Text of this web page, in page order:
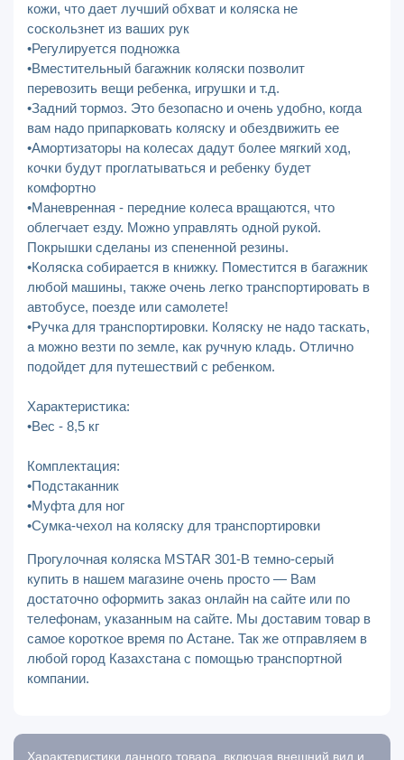
кожи, что дает лучший обхват и коляска не
соскользнет из ваших рук
•Регулируется подножка
•Вместительный багажник коляски позволит
перевозить вещи ребенка, игрушки и т.д.
•Задний тормоз. Это безопасно и очень удобно, когда
вам надо припарковать коляску и обездвижить ее
•Амортизаторы на колесах дадут более мягкий ход,
кочки будут проглатываться и ребенку будет
комфортно
•Маневренная - передние колеса вращаются, что
облегчает езду. Можно управлять одной рукой.
Покрышки сделаны из спененной резины.
•Коляска собирается в книжку. Поместится в багажник
любой машины, также очень легко транспортировать в
автобусе, поезде или самолете!
•Ручка для транспортировки. Коляску не надо таскать,
а можно везти по земле, как ручную кладь. Отлично
подойдет для путешествий с ребенком.
Характеристика:
•Вес - 8,5 кг
Комплектация:
•Подстаканник
•Муфта для ног
•Сумка-чехол на коляску для транспортировки
Прогулочная коляска MSTAR 301-В темно-серый
купить в нашем магазине очень просто — Вам
достаточно оформить заказ онлайн на сайте или по
телефонам, указанным на сайте. Мы доставим товар в
самое короткое время по Астане. Так же отправляем в
любой город Казахстана с помощью транспортной
компании.
Характеристики данного товара, включая внешний вид и